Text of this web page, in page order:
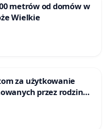
metrów od domów w
Wielkie
za użytkowanie
przez rodzinne